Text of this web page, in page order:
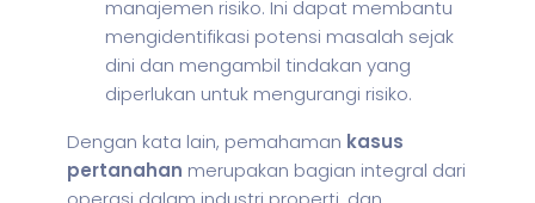
manajemen risiko. Ini dapat membantu
mengidentifikasi potensi masalah sejak
dini dan mengambil tindakan yang
diperlukan untuk mengurangi risiko.
Dengan kata lain, pemahaman kasus
pertanahan merupakan bagian integral dari